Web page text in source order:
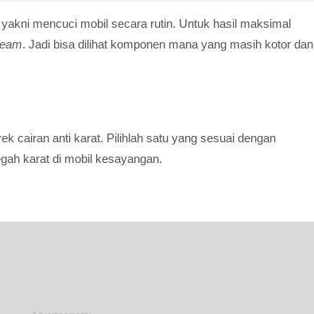
mencuci mobil secara rutin. Untuk hasil maksimal
. Jadi bisa dilihat komponen mana yang masih kotor dan
cairan anti karat. Pilihlah satu yang sesuai dengan
karat di mobil kesayangan.